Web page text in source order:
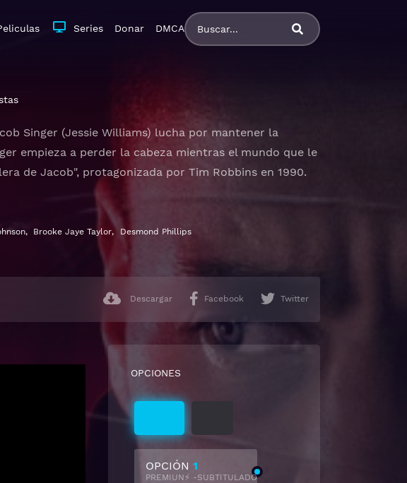
Series Donar DMCA
Singer (Jessie Williams) lucha por mantener la
empieza a perder la cabeza mientras el mundo que le
de Jacob", protagonizada por Tim Robbins en 1990.
latino, subtitulado, castellano
, Brooke Jaye Taylor, Desmond Phillips
Descargar Facebook Twitter
OPCIONES
OPCIÓN 1
PREMIUN⚡ -SUBTITULADO